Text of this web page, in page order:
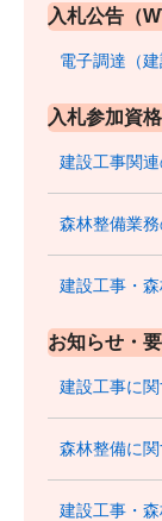
入札公告（
電子調達（建
入札参加資格
建設工事関
森林整備業
建設工事・
お知らせ・
建設工事に
森林整備に
建設工事・